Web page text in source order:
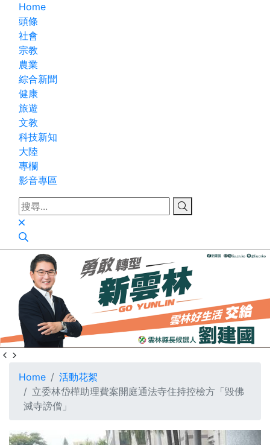
Home
頭條
社會
宗教
農業
綜合新聞
健康
旅遊
文教
科技新知
大陸
專欄
影音專區
Home
活動花絮
立委林岱樺助理費案開庭通法寺住持控檢方「毀佛
滅寺謗僧」